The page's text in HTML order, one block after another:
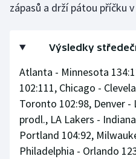
zápasů a drží pátou příčku
Výsledky
Atlanta - Minnesota
102:111, Chicago -
Toronto 102:98, Denver -
prodl., LA Lakers -
Portland 104:92,
Philadelphia - Orlando